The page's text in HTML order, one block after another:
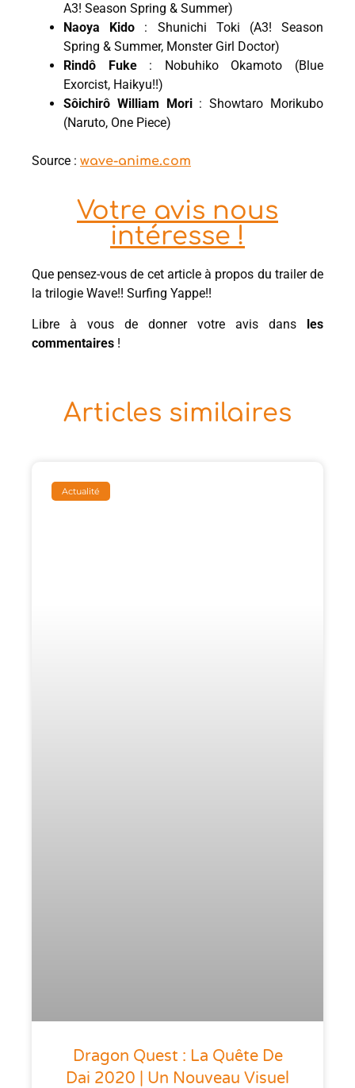
A3! Season Spring & Summer)
Naoya Kido : Shunichi Toki (A3! Season
Spring & Summer, Monster Girl Doctor)
Rindô Fuke: Nobuhiko Okamoto (Blue
Exorcist, Haikyu!!)
Sôichirô William Mori: Showtaro Morikubo
(Naruto, One Piece)
Source : wave-anime.com
Votre avis nous
intéresse !
Que pensez-vous de cet article à propos du trailer de
la trilogie Wave!! Surfing Yappe!!
Libre à vous de donner votre avis dans
les
commentaires !
Articles similaires
Actualité
Dragon Quest : La Quête De
Dai 2020 | Un Nouveau Visuel